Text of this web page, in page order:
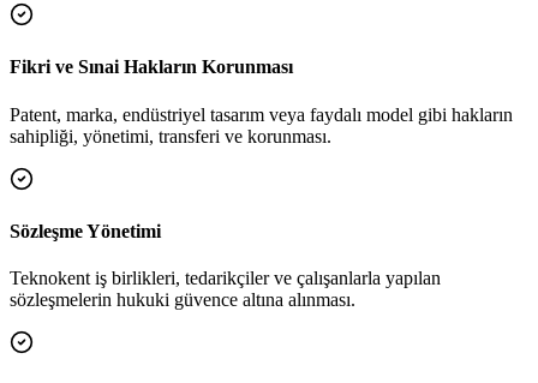
Fikri ve Sınai Hakların Korunması
Patent, marka, endüstriyel tasarım veya faydalı model gibi hakların
sahipliği, yönetimi, transferi ve korunması.
Sözleşme Yönetimi
Teknokent iş birlikleri, tedarikçiler ve çalışanlarla yapılan
sözleşmelerin hukuki güvence altına alınması.